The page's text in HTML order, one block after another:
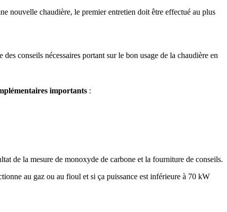
nouvelle chaudière, le premier entretien doit être effectué au plus
conseils nécessaires portant sur le bon usage de la chaudière en
importants :
de la mesure de monoxyde de carbone et la fourniture de conseils.
au gaz ou au fioul et si ça puissance est inférieure à 70 kW